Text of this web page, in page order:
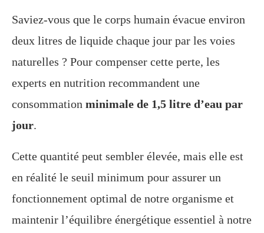
Saviez-vous que le corps humain évacue environ
deux litres de liquide chaque jour par les voies
naturelles ? Pour compenser cette perte, les
experts en nutrition recommandent une
consommation minimale de 1,5 litre d’eau par
jour.
Cette quantité peut sembler élevée, mais elle est
en réalité le seuil minimum pour assurer un
fonctionnement optimal de notre organisme et
maintenir l’équilibre énergétique essentiel à notre